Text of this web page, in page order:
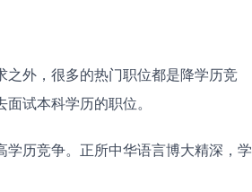
外，很多的热门职位都是降学历竞
试本科学历的职位。
历竞争。正所中华语言博大精深，学